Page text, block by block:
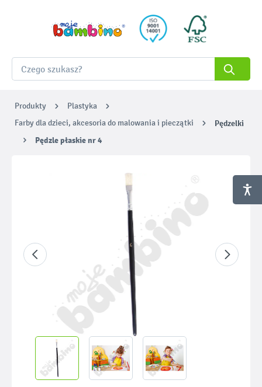
Produkty
Plastyka
Farby dla dzieci, akcesoria do malowania i pieczątki
Pędzelki
Pędzle płaskie nr 4